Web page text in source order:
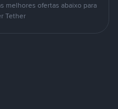
melhores ofertas abaixo para
Tether